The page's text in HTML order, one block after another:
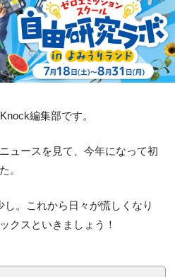
編集部です。
ュースを見て、今年になって初
。
。これから日々が慌しくなり
クスといきましょう！